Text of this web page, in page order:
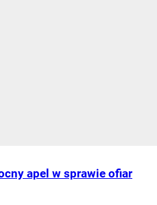
apel w sprawie ofiar